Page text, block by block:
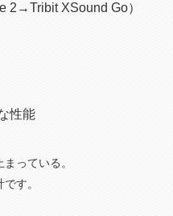
2→Tribit XSound Go）
性能
っている。
す。